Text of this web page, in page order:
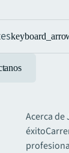
Acerca de
éxito